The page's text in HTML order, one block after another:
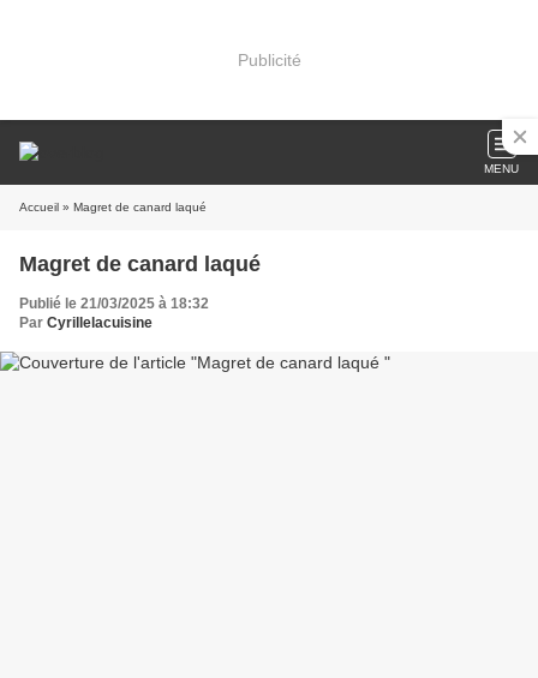
Publicité
MENU
Accueil » Magret de canard laqué
Magret de canard laqué
Publié le 21/03/2025 à 18:32
Par Cyrillelacuisine